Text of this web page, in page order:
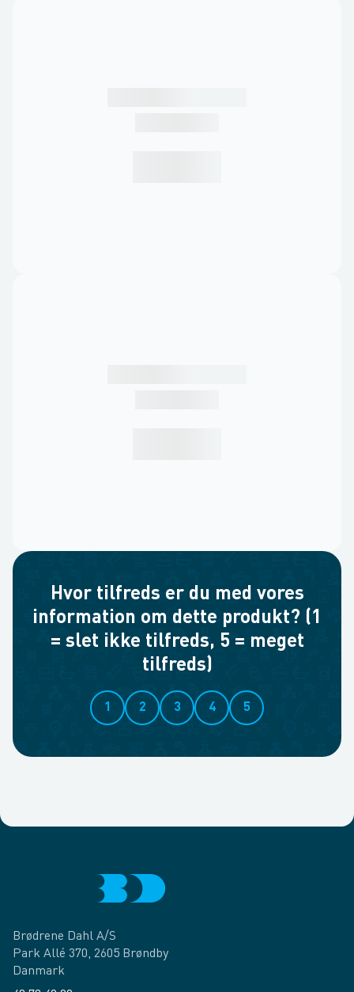
Hvor tilfreds er du med vores
information om dette produkt? (1
= slet ikke tilfreds, 5 = meget
tilfreds)
1 2 3 4 5
Brødrene Dahl A/S
Park Allé 370, 2605 Brøndby
Danmark